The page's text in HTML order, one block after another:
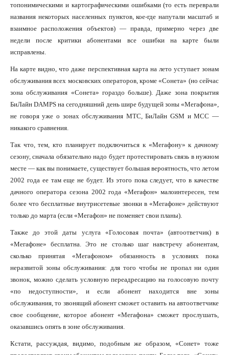
топонимическими и картографическими ошибками (то есть переврали
названия некоторых населенных пунктов, кое-где напутали масштаб и
взаимное расположения объектов) — правда, примерно через две
недели после критики абонентами все ошибки на карте были
исправлены.
На карте видно, что даже перспективная карта на лето уступает зонам
обслуживания всех московских операторов, кроме «Сонета» (но сейчас
зона обслуживания «Сонета» гораздо больше). Даже зона покрытия
БиЛайн DAMPS на сегодняшний день шире будущей зоны «Мегафона»,
не говоря уже о зонах обслуживания МТС, БиЛайн GSM и МСС —
никакого сравнения.
Так что, тем, кто планирует подключиться к «Мегафону» к дачному
сезону, сначала обязательно надо будет протестировать связь в нужном
месте — как вы понимаете, существует большая вероятность, что летом
2002 года ее там еще не будет. Из этого пока следует, что в качестве
дачного оператора сезона 2002 года «Мегафон» малоинтересен, тем
более что бесплатные внутрисетевые звонки в «Мегафоне» действуют
только до марта (если «Мегафон» не поменяет свои планы).
Также до этой даты услуга «Голосовая почта» (автоответчик) в
«Мегафоне» бесплатна. Это не столько шаг навстречу абонентам,
сколько принятая «Мегафоном» обязанность в условиях пока
неразвитой зоны обслуживания: для того чтобы не пропал ни один
звонок, можно сделать условную переадресацию на голосовую почту
«по недоступности», и если абонент находится вне зоны
обслуживания, то звонящий абонент сможет оставить на автоответчике
свое сообщение, которое абонент «Мегафона» сможет прослушать,
оказавшись опять в зоне обслуживания.
Кстати, рассуждая, видимо, подобным же образом, «Сонет» тоже